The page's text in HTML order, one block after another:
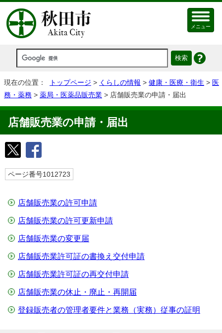
メニュー
現在の位置： トップページ > くらしの情報 > 健康・医療・衛生 > 医
務・薬務 > 薬局・医薬品販売業 > 店舗販売業の申請・届出
店舗販売業の申請・届出
ページ番号1012723
店舗販売業の許可申請
店舗販売業の許可更新申請
店舗販売業の変更届
店舗販売業許可証の書換え交付申請
店舗販売業許可証の再交付申請
店舗販売業の休止・廃止・再開届
登録販売者の管理者要件と業務（実務）従事の証明